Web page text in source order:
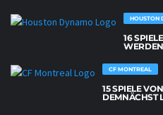
HOUSTON
16
CF MONTREAL
15 SPIELE
DEMNÄCHST